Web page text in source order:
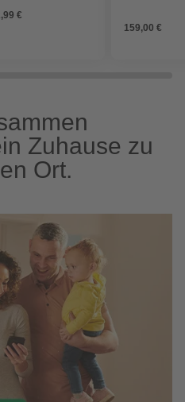
€
159,00 €
Zuhause zu
Ort.